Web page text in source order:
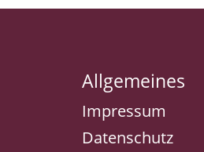
Allgemeines
Impressum
Datenschutz